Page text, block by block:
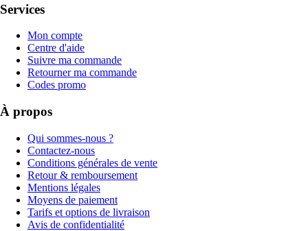
Services
Mon compte
Centre d'aide
Suivre ma commande
Retourner ma commande
Codes promo
À propos
Qui sommes-nous ?
Contactez-nous
Conditions générales de vente
Retour & remboursement
Mentions légales
Moyens de paiement
Tarifs et options de livraison
Avis de confidentialité